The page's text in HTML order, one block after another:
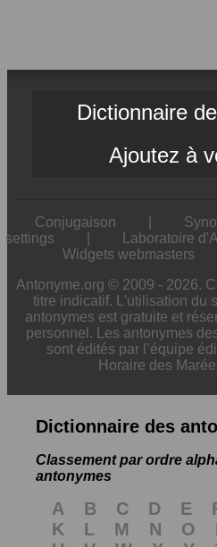
Dictionnaire
Ajoutez à
Conjugaison
settings
Laboratoire
Widgets webmasters
Antonyme.org © 2009 - 2026.
titre indicatif. L'utilisation du
antonymes est gratuite et
personnel. Les antonymes
sont édités par l’équipe
Horaire des
Dictionnaire des
Classement par ordre
antonymes
A B C D E
K
L M N O